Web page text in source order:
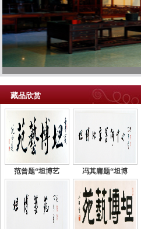
藏品欣赏
范曾题“坦博艺 冯其庸题“坦博